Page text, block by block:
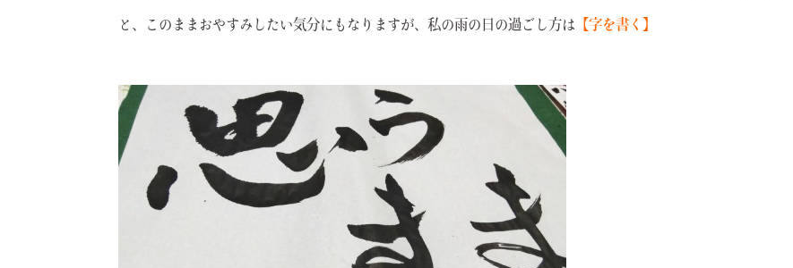
と、このままおやすみしたい気分にもなりますが、私の雨の日の過ごし方は 【字を書く】